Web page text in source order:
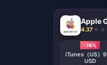
Apple
4.37
-74%
iTunes（US）
USD